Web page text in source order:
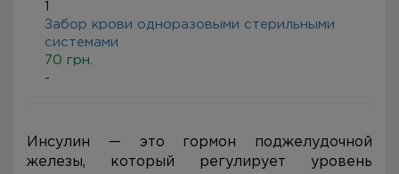
1
Забор крови одноразовыми стерильными
системами
70 грн.
-
Инсулин — это гормон поджелудочной
железы, который регулирует уровень